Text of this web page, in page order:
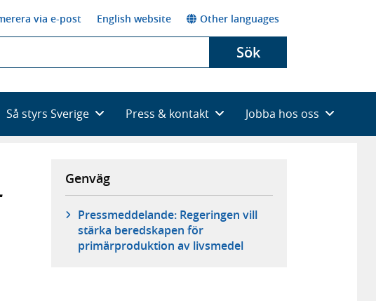
via e-post English website Other languages
Sök
Så styrs Sverige Press & kontakt Jobba hos oss
Genväg
Pressmeddelande: Regeringen vill
stärka beredskapen för
primärproduktion av livsmedel